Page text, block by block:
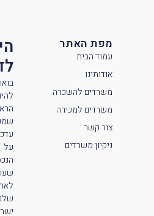
מפת האתר
עמוד הבית
אודותינו
משרדים להשכרה
משרדים למכירה
צור קשר
ניקיון משרדים
בואו
על
ישר